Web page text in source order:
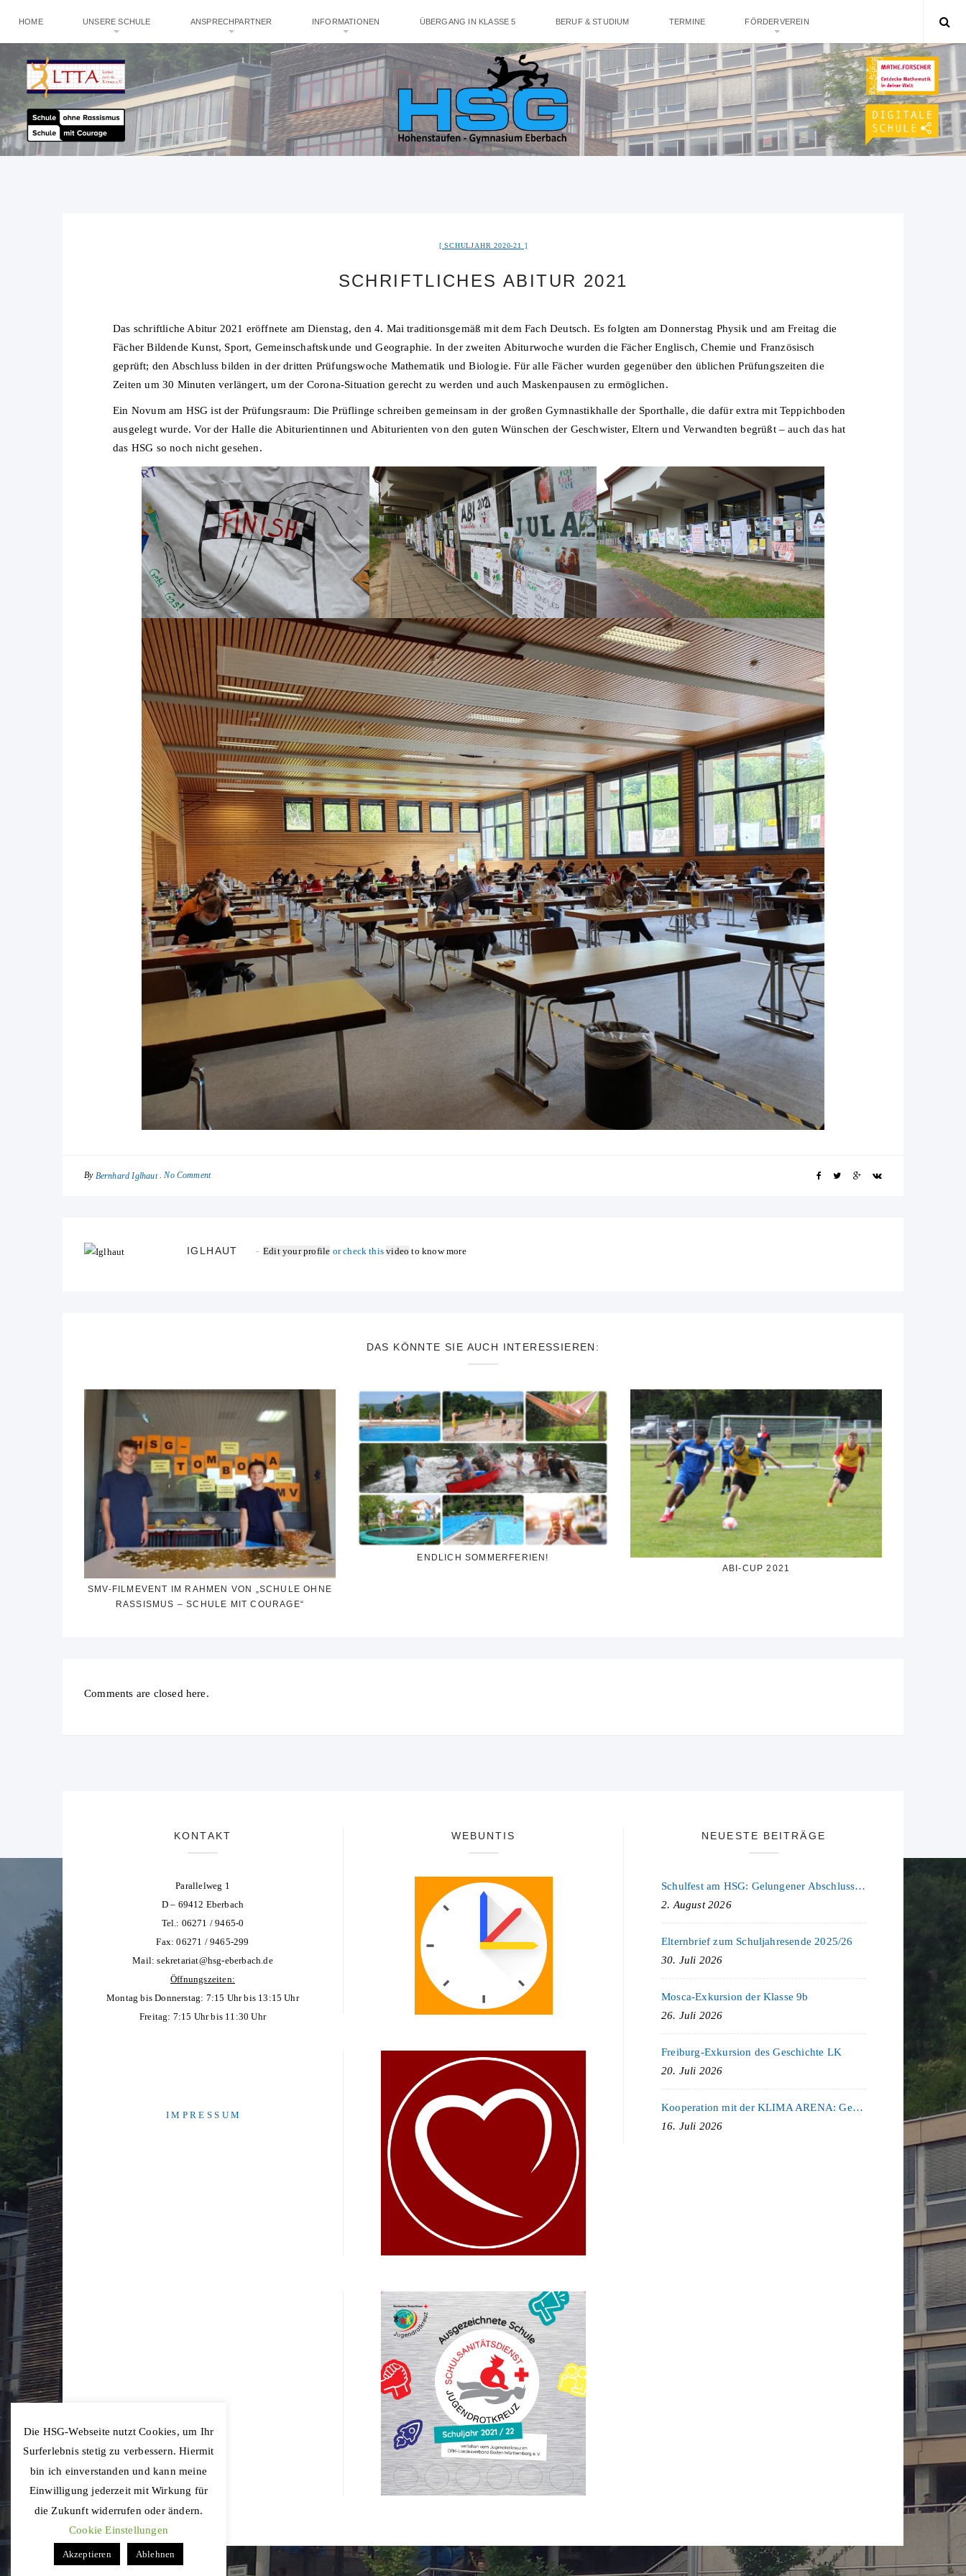
HOME UNSERE SCHULE ANSPRECHPARTNER INFORMATIONEN ÜBERGANG IN KLASSE 5 BERUF & STUDIUM TERMINE FÖRDERVEREIN
SCHULJAHR 2020-21
SCHRIFTLICHES ABITUR 2021
Das schriftliche Abitur 2021 eröffnete am Dienstag, den 4. Mai traditionsgemäß mit dem Fach Deutsch. Es folgten am Donnerstag Physik und am Freitag die
Fächer Bildende Kunst, Sport, Gemeinschaftskunde und Geographie. In der zweiten Abiturwoche wurden die Fächer Englisch, Chemie und Französisch
geprüft; den Abschluss bilden in der dritten Prüfungswoche Mathematik und Biologie. Für alle Fächer wurden gegenüber den üblichen Prüfungszeiten die
Zeiten um 30 Minuten verlängert, um der Corona-Situation gerecht zu werden und auch Maskenpausen zu ermöglichen.
Ein Novum am HSG ist der Prüfungsraum: Die Prüflinge schreiben gemeinsam in der großen Gymnastikhalle der Sporthalle, die dafür extra mit Teppichboden
ausgelegt wurde. Vor der Halle die Abiturientinnen und Abiturienten von den guten Wünschen der Geschwister, Eltern und Verwandten begrüßt – auch das hat
das HSG so noch nicht gesehen.
By Bernhard Iglhaut No Comment
IGLHAUT Edit your profile or check thisvideo to know more
DAS KÖNNTE SIE AUCH INTERESSIEREN:
SMV-FILMEVENT IM RAHMEN VON „SCHULE OHNE
RASSISMUS – SCHULE MIT COURAGE“
ENDLICH SOMMERFERIEN!
ABI-CUP 2021
Comments are closed here.
KONTAKT
Parallelweg 1
D – 69412 Eberbach
Tel.: 06271 / 9465-0
Fax: 06271 / 9465-299
Mail:sekretariat@hsg-eberbach.de
Öffnungszeiten:
Montag bis Donnerstag: 7:15 Uhr bis 13:15 Uhr
Freitag: 7:15 Uhr bis 11:30 Uhr
I M P R E S S U M
WEBUNTIS NEUESTE BEITRÄGE
Schulfest am HSG: Gelungener Abschluss eines ereignisreichen Schuljahres
2. August 2026
Elternbrief zum Schuljahresende 2025/26
30. Juli 2026
Mosca-Exkursion der Klasse 9b
26. Juli 2026
Freiburg-Exkursion des Geschichte LK
20. Juli 2026
Kooperation mit der KLIMA ARENA: Gemeinsam für Nachhaltigkeit und Klimaschutz
16. Juli 2026
Die HSG-Webseite nutzt Cookies, um Ihr
Surferlebnis stetig zu verbessern. Hiermit
bin ich einverstanden und kann meine
Einwilligung jederzeit mit Wirkung für
die Zukunft widerrufen oder ändern.
Cookie Einstellungen
Akzeptieren Ablehnen